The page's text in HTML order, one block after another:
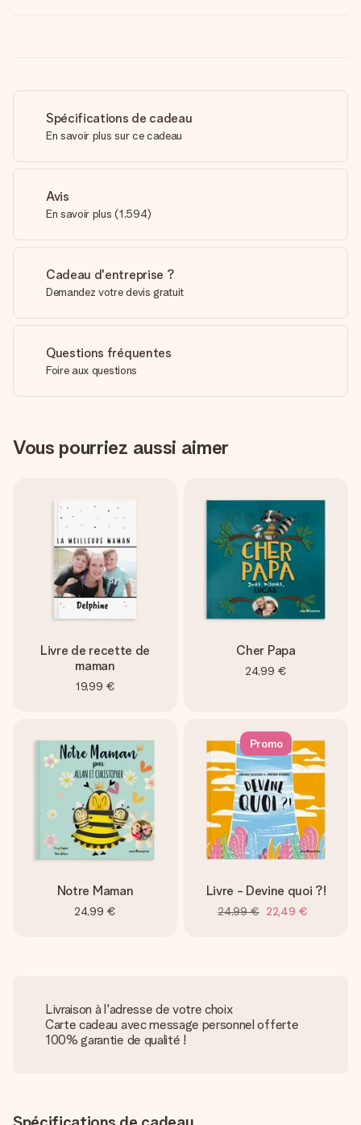
Spécifications de cadeau
En savoir plus sur ce cadeau
Avis
En savoir plus (1,594)
Cadeau d'entreprise ?
Demandez votre devis gratuit
Questions fréquentes
Foire aux questions
Vous pourriez aussi aimer
Livre de recette de
maman
19,99 €
Cher Papa
24,99 €
Notre Maman
24,99 €
Promo
Livre - Devine quoi ?!
24,99 € 22,49 €
Livraison à l'adresse de votre choix
Carte cadeau avec message personnel offerte
100% garantie de qualité !